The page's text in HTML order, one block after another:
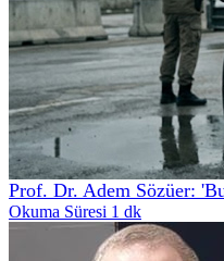
Prof. Dr. Adem Sözüer:
Okuma Süresi 1 dk